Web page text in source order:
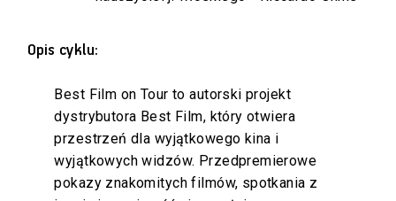
Opis cyklu:
Best Film on Tour to autorski projekt
dystrybutora Best Film, który otwiera
przestrzeń dla wyjątkowego kina i
wyjątkowych widzów. Przedpremierowe
pokazy znakomitych filmów, spotkania z